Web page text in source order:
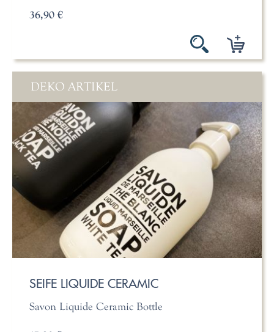
36,90 €
DEKO ARTIKEL
SEIFE LIQUIDE CERAMIC
Savon Liquide Ceramic Bottle